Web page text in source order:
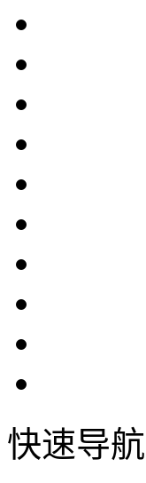
快速导航